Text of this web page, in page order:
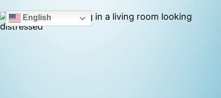
English